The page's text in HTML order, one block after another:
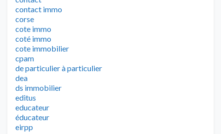
contact immo
corse
cote immo
coté immo
cote immobilier
cpam
de particulier à particulier
dea
ds immobilier
editus
educateur
éducateur
eirpp